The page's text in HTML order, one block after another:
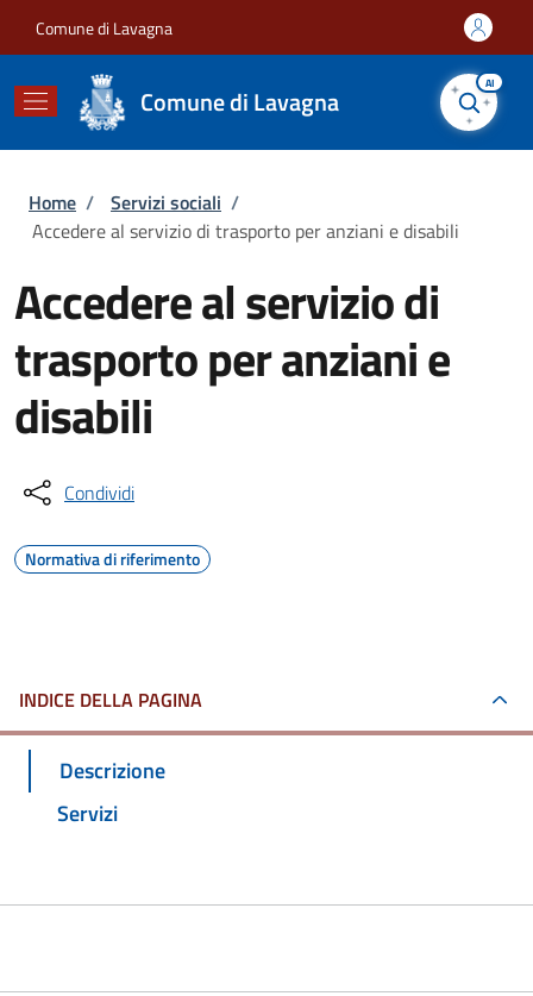
Comune di Lavagna
Comune di Lavagna
AI
Briciole di pane
Home / Servizi sociali /
Accedere al servizio di trasporto per anziani e disabili
Accedere al servizio di
trasporto per anziani e
disabili
Condividi
Normativa di riferimento
INDICE DELLA PAGINA
Descrizione
Servizi